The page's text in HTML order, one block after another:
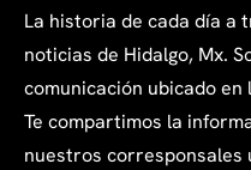
La historia de cada día a
noticias de Hidalgo, Mx.
comunicación ubicado en
Te compartimos la
nuestros corresponsales